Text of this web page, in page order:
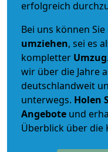
erfolgreich
Bei uns können Sie
umziehen, sei es
kompletter Umzug
wir über die Jahre
deutschlandweit
unterwegs. Holen
Angebote und
Überblick über die